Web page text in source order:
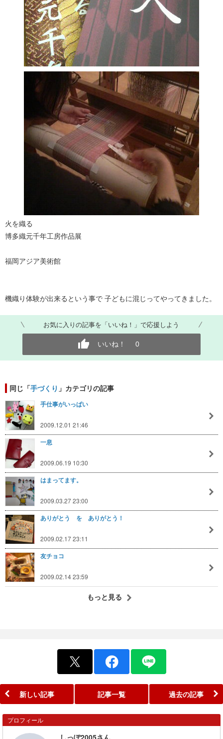
火を織る
博多織元千年工房作品展
福岡アジア美術館
機織り体験が出来るという事で 子どもに混じってやってきました。
お気に入りの記事を「いいね！」で応援しよう
いいね！ 0
同じ「手づくり 」カテゴリの記事
手仕事がいっぱい
2009.12.01 21:46
一息
2009.06.19 10:30
はまってます。
2009.03.27 23:00
ありがとう を ありがとう！
2009.02.17 23:11
友チョコ
2009.02.14 23:59
もっと見る
新しい記事 記事一覧 過去の記事
プロフィール
しっぽ2005さん